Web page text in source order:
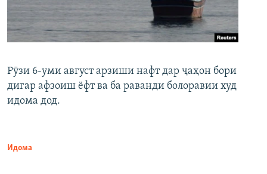
Рӯзи 6-уми август арзиши нафт дар ҷаҳон бори
дигар афзоиш ёфт ва ба раванди болоравии худ
идома дод.
Идома